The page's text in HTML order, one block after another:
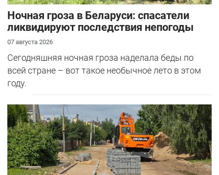
Ночная гроза в Беларуси: спасатели
ликвидируют последствия непогоды
07 августа 2026
Сегодняшняя ночная гроза наделала беды по
всей стране – вот такое необычное лето в этом
году.